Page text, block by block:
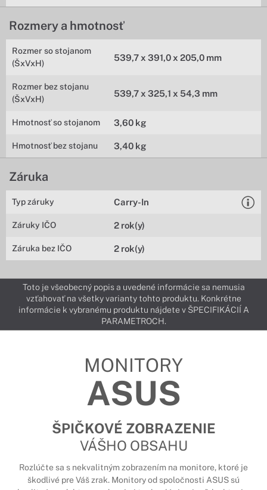
Rozmery a hmotnosť
Rozmer so stojanom
(ŠxVxH)
539,7 x 391,0 x 205,0 mm
Rozmer bez stojanu
(ŠxVxH)
539,7 x 325,1 x 54,3 mm
Hmotnosť so stojanom 3,60 kg
Hmotnosť bez stojanu 3,40 kg
Záruka
Typ záruky Carry-In
Záruky IČO 2 rok(y)
Záruka bez IČO 2 rok(y)
Toto je všeobecný popis a uvedené informácie sa nemusia
vzťahovať na všetky varianty tohto produktu. Konkrétne
informácie k vybranému produktu nájdete v ŠPECIFIKÁCIÍ A
PARAMETROCH.
MONITORY
ASUS
ŠPIČKOVÉ ZOBRAZENIE
VÁŠHO OBSAHU
Rozlúčte sa s nekvalitným zobrazením na monitore, ktoré je
škodlivé pre Váš zrak. Monitory od spoločnosti ASUS sú